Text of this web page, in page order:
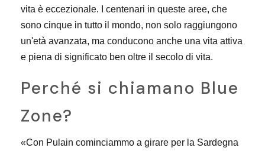
vita è eccezionale. I centenari in queste aree, che
sono cinque in tutto il mondo, non solo raggiungono
un'età avanzata, ma conducono anche una vita attiva
e piena di significato ben oltre il secolo di vita.
Perché si chiamano Blue
Zone?
«Con Pulain cominciammo a girare per la Sardegna